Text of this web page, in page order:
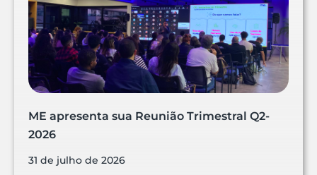
ME apresenta sua Reunião Trimestral Q2-
2026
31 de julho de 2026